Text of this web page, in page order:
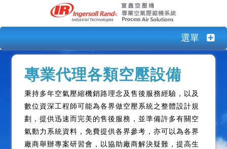
選單
專業代理各類空壓設備
秉持多年空氣壓縮機銷路理念及售後服務經驗，以及
數位資深工程師可能為各界做空壓系統之整體設計規
劃，提供迅速而完美的售後服務，並準備許多有關空
氣動力系統資料，免費提供各界參考，亦可以為各界
廠商舉辦專案研習會，以協助廠商解決疑難，提高生